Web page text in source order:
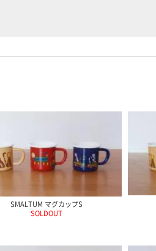
SMALTUM マグカップS
SOLDOUT